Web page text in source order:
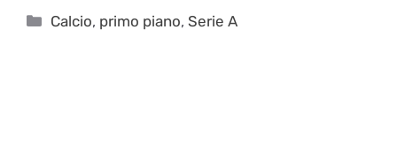
Categorie
Calcio, primo piano,Serie A